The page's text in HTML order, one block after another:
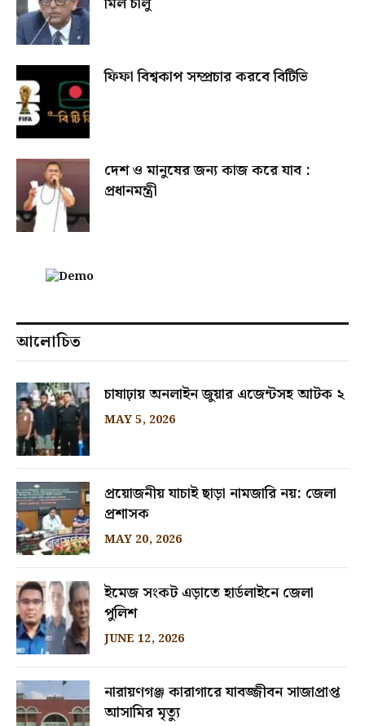
ফিফা বিশ্বকাপ সম্প্রচার করবে বিটিভি
দেশ ও মানুষের জন্য কাজ করে যাব :
প্রধানমন্ত্রী
আলোচিত
চাষাঢ়ায় অনলাইন জুয়ার এজেন্টসহ আটক ২
MAY 5, 2026
প্রয়োজনীয় যাচাই ছাড়া নামজারি নয়: জেলা
প্রশাসক
MAY 20, 2026
ইমেজ সংকট এড়াতে হার্ডলাইনে জেলা
পুলিশ
JUNE 12, 2026
নারায়ণগঞ্জ কারাগারে যাবজ্জীবন সাজাপ্রাপ্ত
আসামির মৃত্যু